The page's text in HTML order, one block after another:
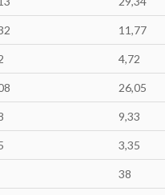
11,77
4,72
26,05
9,33
3,35
38